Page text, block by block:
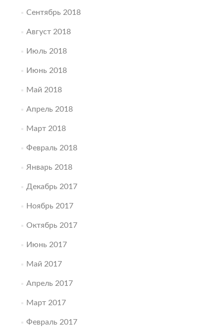
Сентябрь 2018
Август 2018
Июль 2018
Июнь 2018
Май 2018
Апрель 2018
Март 2018
Февраль 2018
Январь 2018
Декабрь 2017
Ноябрь 2017
Октябрь 2017
Июнь 2017
Май 2017
Апрель 2017
Март 2017
Февраль 2017